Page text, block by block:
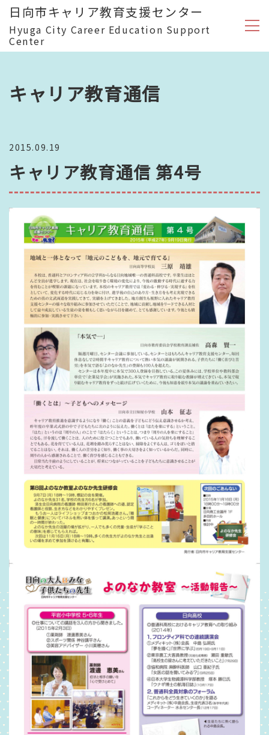
日向市キャリア教育支援センター
Hyuga City Career Education Support
Center
キャリア教育通信
2015.09.19
キャリア教育通信 第4号